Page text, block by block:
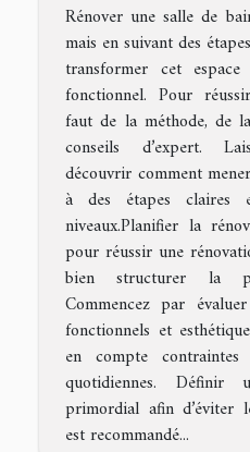
Rénover une salle de
mais en suivant des
transformer cet
fonctionnel. Pour
faut de la méthode, de
conseils d’expert.
découvrir comment
à des étapes claires
niveaux.Planifier la
pour réussir une
bien structurer la
Commencez par
fonctionnels et
en compte
quotidiennes.
primordial afin d’éviter
est recommandé...